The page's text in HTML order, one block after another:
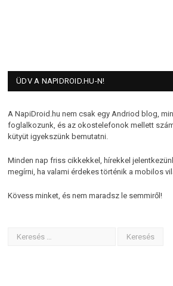
ÜDV A NAPIDROID.HU-N!
A NapiDroid.hu nem csak egy Andriod blog,
foglalkozunk, és az okostelefonok mellett
kütyüt igyekszünk bemutatni.
Minden nap friss cikkekkel, hírekkel
megírni, ha valami érdekes történik a mobilos
Kövess minket, és nem maradsz le semmiről!